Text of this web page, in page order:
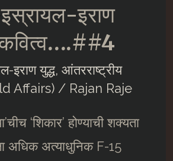
इराण
कवित्व….##4
इराण युद्ध, आंतरराष्ट्रीय
Affairs)/ Rajan Raje
‘शिकार’ होण्याची शक्यता
अधिक अत्याधुनिक F-15